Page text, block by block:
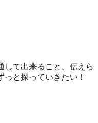
して出来ること、伝えら
と探っていきたい！